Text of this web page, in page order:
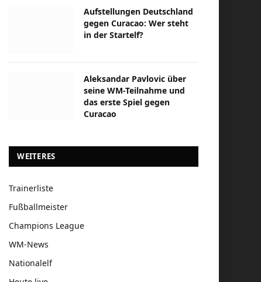
Aufstellungen Deutschland
gegen Curacao: Wer steht
in der Startelf?
Aleksandar Pavlovic über
seine WM-Teilnahme und
das erste Spiel gegen
Curacao
WEITERES
Trainerliste
Fußballmeister
Champions League
WM-News
Nationalelf